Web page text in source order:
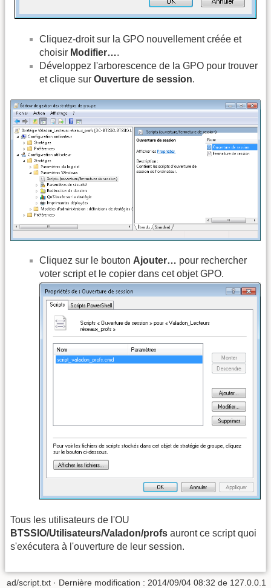
Cliquez-droit sur la GPO nouvellement créée et
choisir Modifier….
Développez l'arborescence de la GPO pour trouver
et clique sur Ouverture de session.
Cliquez sur le bouton Ajouter… pour rechercher
voter script et le copier dans cet objet GPO.
Tous les utilisateurs de l'OU
BTSSIO/Utilisateurs/Valadon/profs auront ce script quoi
s'exécutera à l'ouverture de leur session.
ad/script.txt · Dernière modification : 2014/09/04 08:32 de 127.0.0.1